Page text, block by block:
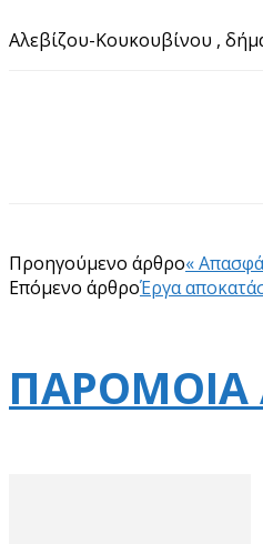
Αλεβίζου-Κουκουβίνου ,
Προηγούμενο άρθρο«
Επόμενο άρθροΈργα
ΠΑΡΟΜΟΙΑ